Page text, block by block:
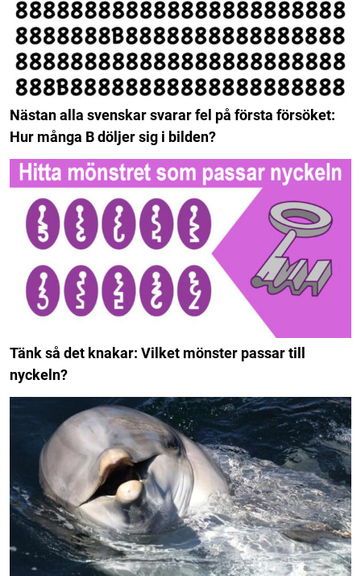
Nästan alla svenskar svarar fel på första försöket:
Hur många B döljer sig i bilden?
Tänk så det knakar: Vilket mönster passar till
nyckeln?